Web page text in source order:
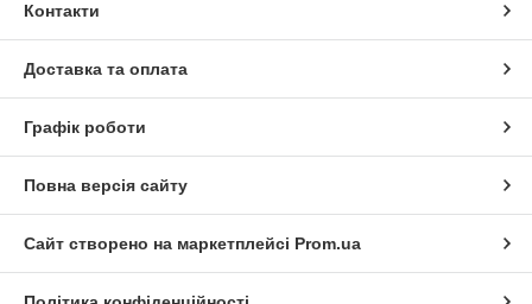
Контакти
Доставка та оплата
Графік роботи
Повна версія сайту
Сайт створено на маркетплейсі Prom.ua